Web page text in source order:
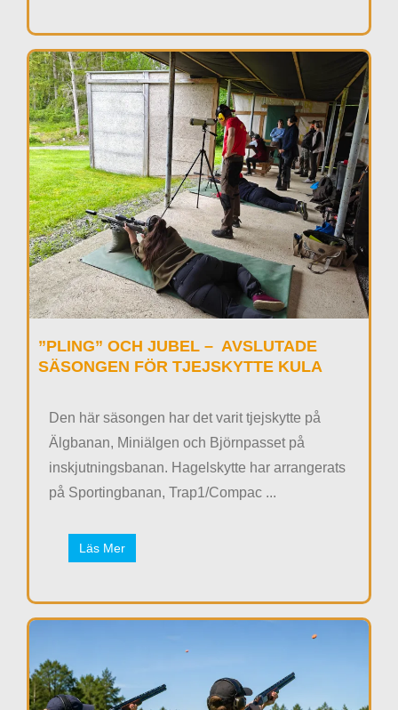
”PLING” OCH JUBEL – AVSLUTADE
SÄSONGEN FÖR TJEJSKYTTE KULA
Den här säsongen har det varit tjejskytte på
Älgbanan, Miniälgen och Björnpasset på
inskjutningsbanan. Hagelskytte har arrangerats
på Sportingbanan, Trap1/Compac ...
Läs Mer